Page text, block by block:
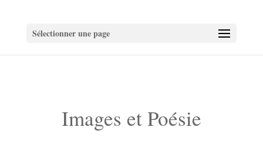
Sélectionner une page
Images et Poésie